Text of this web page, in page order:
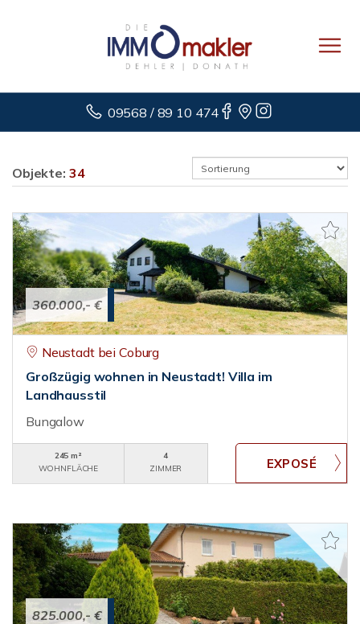
09568 / 89 10 474
Objekte: 34
360.000,- €
Neustadt bei Coburg
Großzügig wohnen in Neustadt! Villa im
Landhausstil
Bungalow
245 m²
WOHNFLÄCHE
4
ZIMMER
825.000,- €